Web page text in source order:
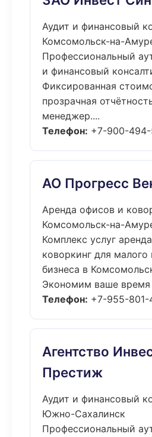
Аудит и финансовый
Комсомольск-на-
Профессиональный
и финансовый
Фиксированная
прозрачная
менеджер....
Телефон: +7-900-
АО Прогресс
Аренда офисов и
Комсомольск-на-
Комплекс услуг
коворкинг для малого
бизнеса в
Экономим ваше время
Телефон: +7-955-801-
Агентство
Престиж
Аудит и финансовый
Южно-Сахалинск
Профессиональный